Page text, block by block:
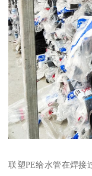
联塑PE给水管在焊接